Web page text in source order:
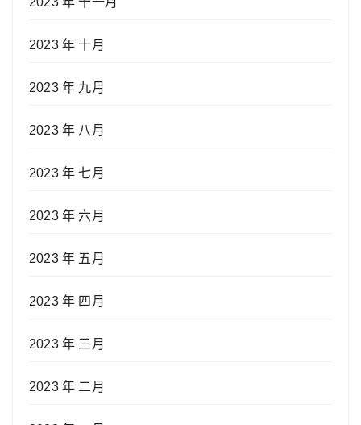
2023 年 十月
2023 年 九月
2023 年 八月
2023 年 七月
2023 年 六月
2023 年 五月
2023 年 四月
2023 年 三月
2023 年 二月